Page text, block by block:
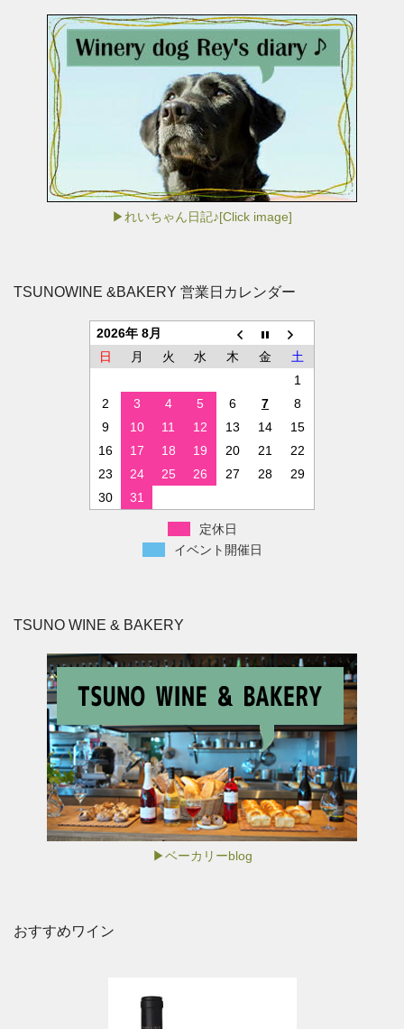
▶れいちゃん日記♪[Click image]
TSUNOWINE &BAKERY 営業日カレンダー
2026年 8月
日
月 火 水 木 金
土
1
2
3 4 5 6 7
8
9
10 11 12 13 14
15
16
17 18 19 20 21
22
23
24 25 26 27 28
29
30
31
定休日
イベント開催日
TSUNO WINE & BAKERY
▶ベーカリーblog
おすすめワイン